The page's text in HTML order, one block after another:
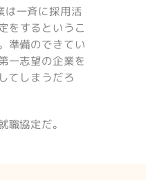
は一斉に採用活
をするというこ
準備のできてい
一志望の企業を
てしまうだろ
職協定だ。